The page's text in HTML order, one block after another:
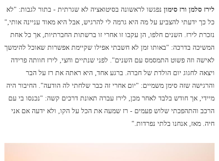
לירז סלמן ורז סימוןנפגשו לראשונה בסיטואציה לא שגרתית - בתור לגבות: "לא
כל כך ידעתי להצביע על מה היא גרמה לי להרגיש, אבל היא מאוד עניינה אותי,"
נזכרת לירז. השנים חלפו, הן עקבו זו אחרי זו ברשתות החברתיות, אך כל אחת
המשיכה בדרכה: "באותו זמן לא חשבתי אפילו שקיימת אפשרות שאוכל להימשך
לאישה וזה פשוט התמסמס עם השנים". לפני שנתיים וחצי, לירז חוותה פרידה
ויצאה לחגוג יום הולדת של חברה. ברגע אחד, היא ראתה את רז על הבר
והרגישה שזה סימן משמיים: "יום אחרי זה כבר שלחתי לה הודעה". החיבור היה
מיידי, אך חודש בלבד לאחר מכן, לירז עברה תאונת דרכים קשה: "נכנסו בי עם
הרכב והתהפכתי שלוש פעמים - רז שמעה את הכל על הקו, ולא ידעה אם אני
חיה. מאז, אנחנו בלתי נפרדות."